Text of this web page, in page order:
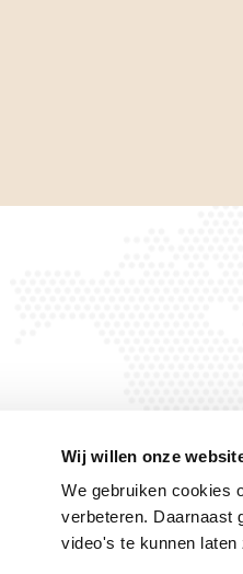
Wij willen onze
We gebruiken cookies
verbeteren. Daarnaast
video's te kunnen laten
Privacyrechten